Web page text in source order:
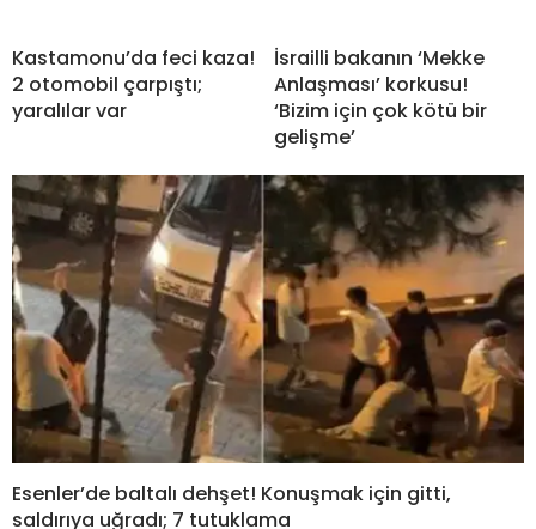
Kastamonu’da feci kaza!
2 otomobil çarpıştı;
yaralılar var
İsrailli bakanın ‘Mekke
Anlaşması’ korkusu!
‘Bizim için çok kötü bir
gelişme’
Esenler’de baltalı dehşet! Konuşmak için gitti,
saldırıya uğradı; 7 tutuklama